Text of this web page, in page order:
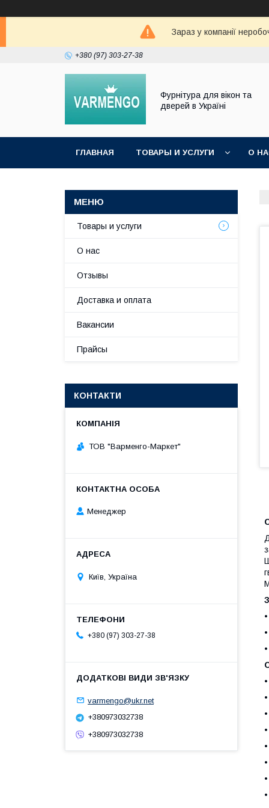
Зараз у компанії
+380 (97) 303-27-38
Фурнітура для вікон та
дверей в Україні
ГЛАВНАЯ ТОВАРЫ И УСЛУГИ О
Товары и услуги
О нас
Отзывы
Доставка и оплата
Вакансии
Прайсы
КОНТАКТИ
ТОВ "Варменго-Маркет"
Менеджер
Київ, Україна
+380 (97) 303-27-38
varmengo@ukr.net
+380973032738
+380973032738